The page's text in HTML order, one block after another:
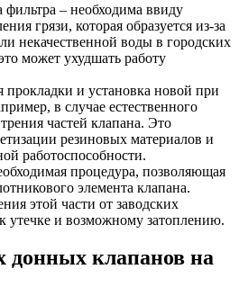
– необходима ввиду
грязи, которая образуется из-за
некачественной воды в городских
может ухудшать работу
прокладки и установка новой при
в случае естественного
трения частей клапана. Это
резиновых материалов и
работоспособности.
процедура, позволяющая
элемента клапана.
этой части от заводских
утечке и возможному затоплению.
донных клапанов на